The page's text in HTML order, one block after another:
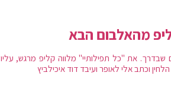
מהאלבום הבא
שבדרך. את "כל תפילותיי" מלווה קליפ מרגש, עליו
וכתב אלי לאופר ועיבד דוד איכילביץ